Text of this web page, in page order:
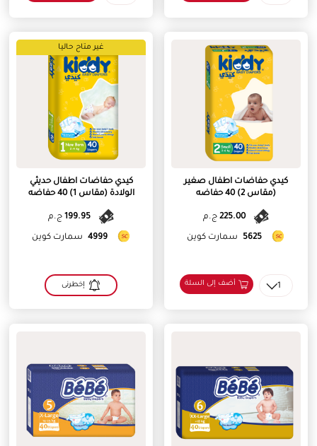
كيدي حفاضات اطفال صغير
(مقاس 2) 40 حفاضه
225.00 ج.م
5625 سمارت كوين
1 أضف إلى السلة
غير متاح حاليا
كيدي حفاضات اطفال حديثي
الولادة (مقاس 1) 40 حفاضه
199.95 ج.م
4999 سمارت كوين
إخطرنى